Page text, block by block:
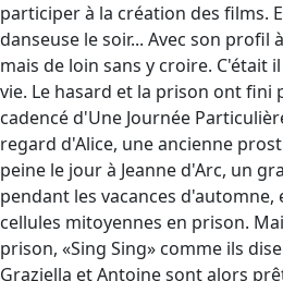
participer à la création des films.
danseuse le soir... Avec son profil
mais de loin sans y croire. C'était
vie. Le hasard et la prison ont fini
cadencé d'Une Journée
regard d'Alice, une ancienne
peine le jour à Jeanne d'Arc, un
pendant les vacances d'automne,
cellules mitoyennes en prison.
prison, «Sing Sing» comme ils
Graziella et Antoine sont alors